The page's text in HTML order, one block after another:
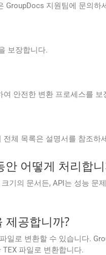
GroupDocs 지원팀에 문의하
보장합니다.
안전한 변환 프로세스를 보
전체 목록은 설명서를 참조하
어떻게 처리합
기의 문서든, API는 성능 문
제공합니까?
일로 변환할 수 있습니다.
파일로 변환합니다.